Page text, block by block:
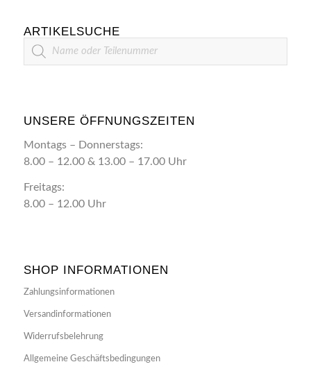
ARTIKELSUCHE
Artikelsuche
UNSERE ÖFFNUNGSZEITEN
Montags – Donnerstags:
8.00 – 12.00 & 13.00 – 17.00 Uhr
Freitags:
8.00 – 12.00 Uhr
SHOP INFORMATIONEN
Zahlungsinformationen
Versandinformationen
Widerrufsbelehrung
Allgemeine Geschäftsbedingungen